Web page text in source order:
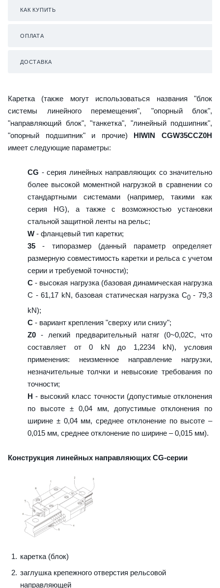
КАК КУПИТЬ
ОПЛАТА
ДОСТАВКА
Каретка (также могут использоваться названия "блок
системы линейного перемещения", "опорный блок",
"направляющий блок", "танкетка", "линейный подшипник",
"опорный подшипник" и прочие) HIWIN CGW35CCZ0H
имеет следующие параметры:
CG - серия линейных направляющих со значительно
более высокой моментной нагрузкой в сравнении со
стандартными системами (например, такими как
серия HG), а также с возможностью установки
стальной защитной ленты на рельс;
W - фланцевый тип каретки;
35 - типоразмер (данный параметр определяет
размерную совместимость каретки и рельса с учетом
серии и требуемой точности);
C - высокая нагрузка (базовая динамическая нагрузка
C - 61,17 kN, базовая статическая нагрузка С0- 79,3
kN);
C - вариант крепления "сверху или снизу";
Z0 - легкий предварительный натяг (0~0,02C, что
составляет от 0 kN до 1,2234 kN), условия
применения: неизменное направление нагрузки,
незначительные толчки и невысокие требования по
точности;
H - высокий класс точности (допустимые отклонения
по высоте ± 0,04 мм, допустимые отклонения по
ширине ± 0,04 мм, среднее отклонение по высоте –
0,015 мм, среднее отклонение по ширине – 0,015 мм).
Конструкция линейных направляющих CG-серии
каретка (блок)
заглушка крепежного отверстия рельсовой
направляющей